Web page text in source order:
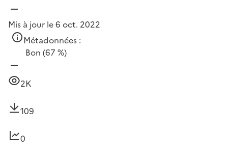
Mis à jour le 6 oct. 2022
Métadonnées :
Bon (67 %)
2K
109
0